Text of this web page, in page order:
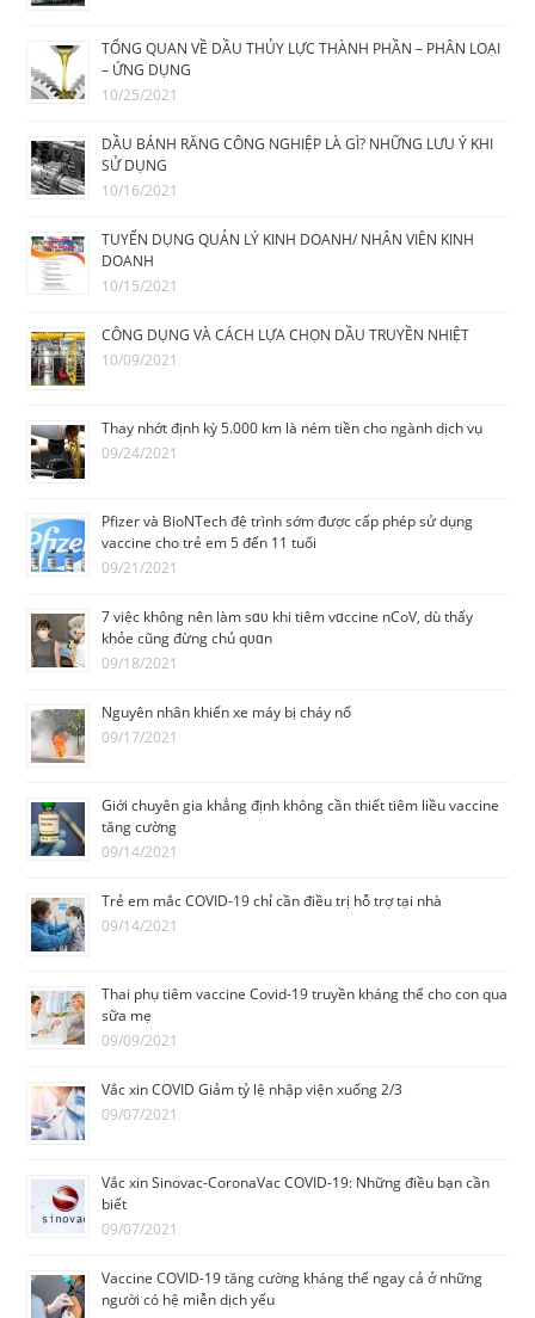
TỔNG QUAN VỀ DẦU THỦY LỰC THÀNH PHẦN – PHÂN LOẠI
– ỨNG DỤNG
10/25/2021
DẦU BÁNH RĂNG CÔNG NGHIỆP LÀ GÌ? NHỮNG LƯU Ý KHI
SỬ DỤNG
10/16/2021
TUYỂN DỤNG QUẢN LÝ KINH DOANH/ NHÂN VIÊN KINH
DOANH
10/15/2021
CÔNG DỤNG VÀ CÁCH LỰA CHỌN DẦU TRUYỀN NHIỆT
10/09/2021
Thay nhớt định kỳ 5.000 km là ném tiền cho ngành dịch vụ
09/24/2021
Pfizer và BioNTech đệ trình sớm được cấp phép sử dụng
vaccine cho trẻ em 5 đến 11 tuổi
09/21/2021
7 việc không nên làm sɑᴜ khi tiêm vɑccine nCoV, dù thấy
khỏe cũng đừng chủ qᴜɑn
09/18/2021
Nguyên nhân khiến xe máy bị cháy nổ
09/17/2021
Giới chuyên gia khẳng định không cần thiết tiêm liều vaccine
tăng cường
09/14/2021
Trẻ em mắc COVID-19 chỉ cần điều trị hỗ trợ tại nhà
09/14/2021
Thai phụ tiêm vaccine Covid-19 truyền kháng thể cho con qua
sữa mẹ
09/09/2021
Vắc xin COVID Giảm tỷ lệ nhập viện xuống 2/3
09/07/2021
Vắc xin Sinovac-CoronaVac COVID-19: Những điều bạn cần
biết
09/07/2021
Vaccine COVID-19 tăng cường kháng thể ngay cả ở những
người có hệ miễn dịch yếu